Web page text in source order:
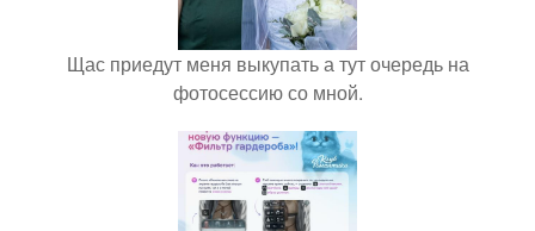
Щас приедут меня выкупать а тут очередь на
фотосессию со мной.